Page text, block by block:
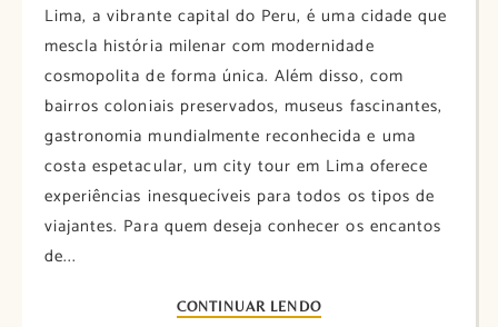
Lima, a vibrante capital do Peru, é uma cidade que
mescla história milenar com modernidade
cosmopolita de forma única. Além disso, com
bairros coloniais preservados, museus fascinantes,
gastronomia mundialmente reconhecida e uma
costa espetacular, um city tour em Lima oferece
experiências inesquecíveis para todos os tipos de
viajantes. Para quem deseja conhecer os encantos
de...
CONTINUAR LENDO